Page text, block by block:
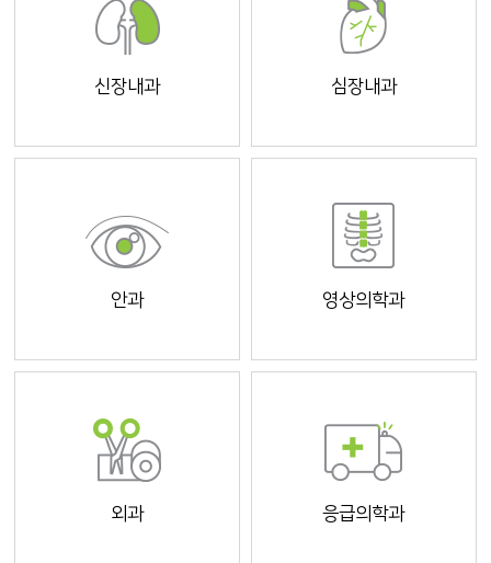
신장내과 심장내과
안과 영상의학과
외과 응급의학과